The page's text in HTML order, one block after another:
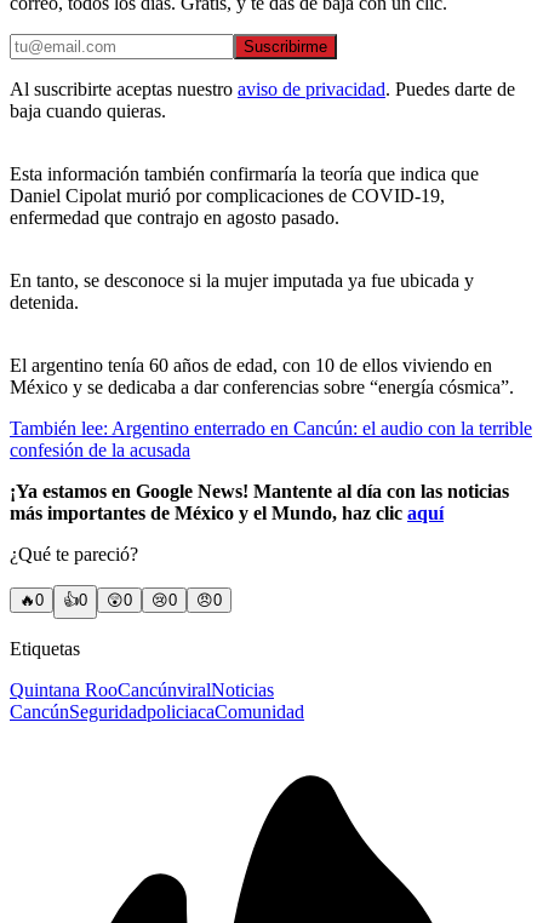
Suscribirme
Al suscribirte aceptas nuestro aviso de privacidad. Puedes darte de
baja cuando quieras.
Esta información también confirmaría la teoría que indica que
Daniel Cipolat murió por complicaciones de COVID-19,
enfermedad que contrajo en agosto pasado.
En tanto, se desconoce si la mujer imputada ya fue ubicada y
detenida.
El argentino tenía 60 años de edad, con 10 de ellos viviendo en
México y se dedicaba a dar conferencias sobre “energía cósmica”.
También lee: Argentino enterrado en Cancún: el audio con la terrible
confesión de la acusada
¡Ya estamos en Google News! Mantente al día con las noticias
más importantes de México y el Mundo, haz clic aquí
¿Qué te pareció?
🔥0 👍0 😲0 😢0 😠0
Etiquetas
Quintana RooCancúnviralNoticias
CancúnSeguridadpoliciacaComunidad